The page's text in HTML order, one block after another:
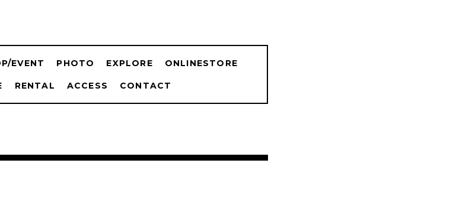
EVENT PHOTO EXPLORE ONLINESTORE
RENTAL ACCESS CONTACT